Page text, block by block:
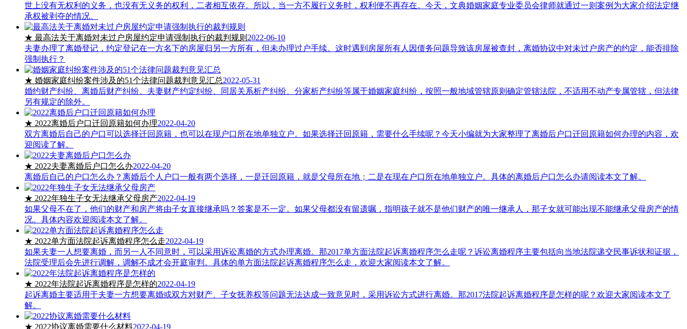
世上没有无权利的义务，也没有无义务的权利，二者相互依存。所以，当一方不履行义务时，权利便不再存在。今天，文典婚姻家庭专业委员会律师就通过一则案例为大家介绍法定继
承权被剥夺的情况。
★ 最高法关于离婚对未过户房屋约定申请强制执行的裁判规则 2022-06-10
夫妻办理了离婚登记，约定登记在一方名下的房屋归另一方所有，但未办理过户手续。这时遇到房屋所有人因债务问题导致该房屋被查封，离婚协议中对未过户房产的约定，能否排除
强制执行？
★ 婚姻家庭纠纷案件涉及的51个法律问题裁判意见汇总2022-05-31
婚约财产纠纷、离婚后财产纠纷、夫妻财产约定纠纷、同居关系析产纠纷、分家析产纠纷等属于婚姻家庭纠纷，按照一般地域管辖原则确定管辖法院，不适用不动产专属管辖，但法律
另有规定的除外。
★ 2022离婚后户口迁回原籍如何办理2022-04-20
双方离婚后自己的户口可以选择迁回原籍，也可以在现户口所在地单独立户。如果选择迁回原籍，需要什么手续呢？今天小编就为大家整理了离婚后户口迁回原籍如何办理的内容，欢
迎阅读了解。
★ 2022夫妻离婚后户口怎么办2022-04-20
离婚后自己的户口怎么办？离婚后个人户口一般有两个选择，一是迁回原籍，就是父母所在地；二是在现在户口所在地单独立户。具体的离婚后户口怎么办请阅读本文了解。
★ 2022年独生子女无法继承父母房产2022-04-19
如果父母不在了，他们的财产和房产将由子女直接继承吗？答案是不一定。如果父母都没有留遗嘱，指明孩子就不是他们财产的唯一继承人，那子女就可能出现不能继承父母房产的情
况。具体内容欢迎阅读本文了解。
★ 2022单方面法院起诉离婚程序怎么走2022-04-19
如果夫妻一人想要离婚，而另一人不同意时，可以采用诉讼离婚的方式办理离婚。那2017单方面法院起诉离婚程序怎么走呢？诉讼离婚程序主要包括向当地法院递交民事诉状和证据，
法院受理后会先进行调解，调解不成才会开庭审判。具体的单方面法院起诉离婚程序怎么走，欢迎大家阅读本文了解。
★ 2022年法院起诉离婚程序是怎样的2022-04-19
起诉离婚主要适用于夫妻一方想要离婚或双方对财产、子女抚养权等问题无法达成一致意见时，采用诉讼方式进行离婚。那2017法院起诉离婚程序是怎样的呢？欢迎大家阅读本文了
解。
★ 2022协议离婚需要什么材料2022-04-19